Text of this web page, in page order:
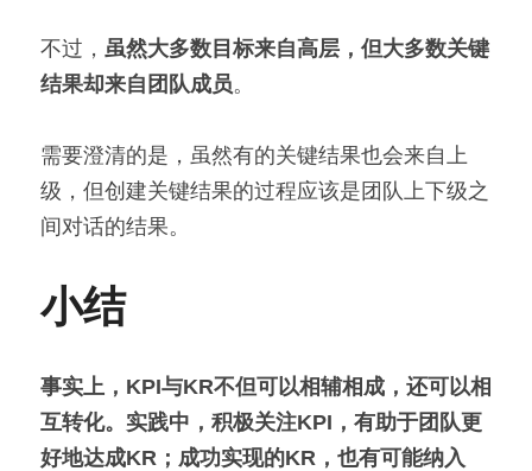
不过， 虽然大多数目标来自高层，但大多数关键
结果却来自团队成员。
需要澄清的是，虽然有的关键结果也会来自上
级，但创建关键结果的过程应该是团队上下级之
间对话的结果。
小结
事实上，KPI与KR不但可以相辅相成，还可以相
互转化。实践中，积极关注KPI，有助于团队更
好地达成KR；成功实现的KR，也有可能纳入